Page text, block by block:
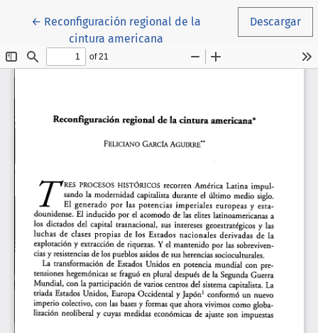
← Volver a los detalles del artículo
Reconfiguración regional de la
cintura americana
Descargar